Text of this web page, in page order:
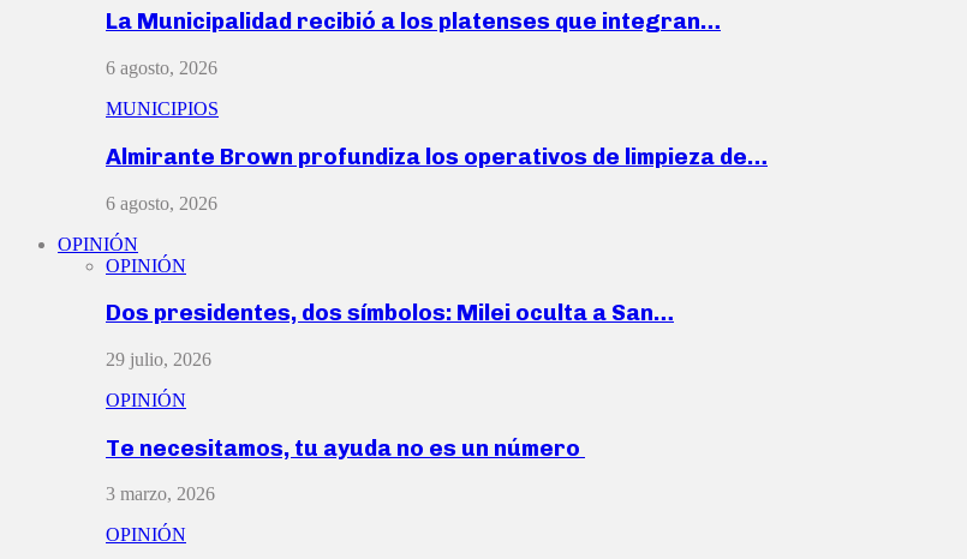
La Municipalidad recibió a los platenses que integran…
6 agosto, 2026
MUNICIPIOS
Almirante Brown profundiza los operativos de limpieza de…
6 agosto, 2026
OPINIÓN
OPINIÓN
Dos presidentes, dos símbolos: Milei oculta a San…
29 julio, 2026
OPINIÓN
Te necesitamos, tu ayuda no es un número
3 marzo, 2026
OPINIÓN